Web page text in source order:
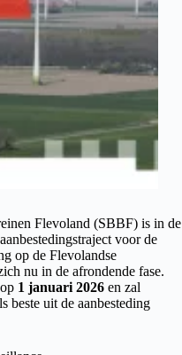
Flevoland (SBBF) is in de
voor de
op de Flevolandse
nu in de afrondende fase.
1 januari 2026 en zal
beste uit de aanbesteding